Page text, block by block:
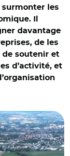
les
Il
davantage
de les
de soutenir et
d’activité, et